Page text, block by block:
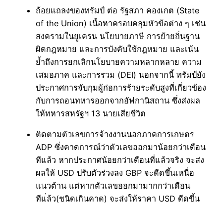
ถ้อยแถลงของทรัมป์ ต่อ รัฐสภา คองเกต (State
of the Union) เนื้อหาครอบคลุมหัวข้อต่าง ๆ เช่น
สงครามในยูเครน นโยบายภาษี การย้ายถิ่นฐาน
ผิดกฎหมาย และการบังคับใช้กฎหมาย และเน้น
ย้ำถึงการยกเลิกนโยบายความหลากหลาย ความ
เสมอภาค และการรวม (DEI) นอกจากนี้ ทรัมป์ยัง
ประกาศการจับกุมผู้ก่อการร้ายระดับสูงที่เกี่ยวข้อง
กับการถอนทหารออกจากอัฟกานิสถาน ซึ่งส่งผล
ให้ทหารสหรัฐฯ 13 นายเสียชีวิต
ติดตามตัวเลขการจ้างงานนอกภาคการเกษตร
ADP ซึ่งคาดการณ์ว่าตัวเลขออกมาน้อยกว่าเดือน
ทีแล้ว หากประกาศน้อยกว่าเดือนที่แล้วจริง จะส่ง
ผลให้ USD ปรับตัวร่วงลง GBP จะดีดขึ้นเหนื่อ
แนวต้าน แต่หากตัวเลขออกมามากกว่าเดือน
ทีแ่ล้ว(ชนิดเกินคาด) จะส่งให้ราคา USD ดีดขึ้น